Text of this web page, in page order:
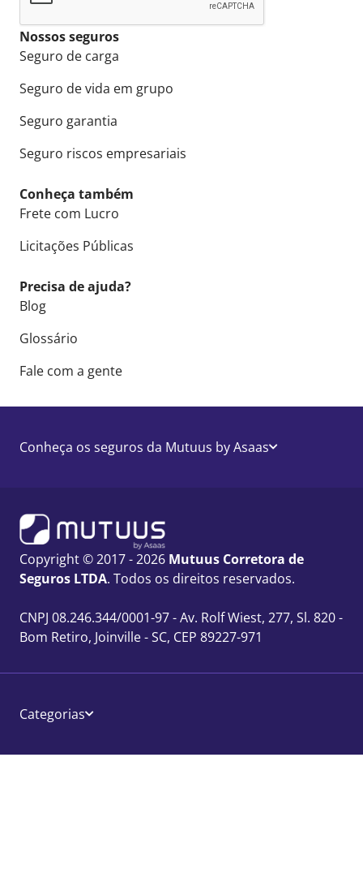
Nossos seguros
Seguro de carga
Seguro de vida em grupo
Seguro garantia
Seguro riscos empresariais
Conheça também
Frete com Lucro
Licitações Públicas
Precisa de ajuda?
Blog
Glossário
Fale com a gente
Conheça os seguros da Mutuus by Asaas
Copyright © 2017 - 2026 Mutuus Corretora de
Seguros LTDA. Todos os direitos reservados.
CNPJ 08.246.344/0001-97 - Av. Rolf Wiest, 277, Sl. 820 -
Bom Retiro, Joinville - SC, CEP 89227-971
Categorias